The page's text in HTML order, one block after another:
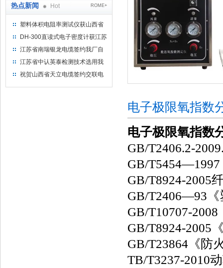
热点新闻 Hot ROME+
塑料体积电阻率测试仪获山西省
水利机械厂选用
DH-300直读式电子密度计获江苏
省苏州市安信塑业选用
江苏省南瑞银龙电缆签约我厂自
然换气老化箱等电缆检测设备
江苏省中认英泰检测技术选用我
厂自然换气老化试验箱
祝贺山西省天立电缆签约交联电
电子极限氧指数
电子极限氧指数
GB/T2406.2-
GB/
GB/T8924-2005
GB/T2406—93
GB/T10707-
GB/T8924-2005
GB/T23864《防
TB/T3237-2010